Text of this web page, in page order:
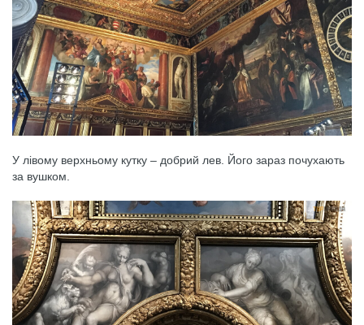
У лівому верхньому кутку – добрий лев. Його зараз почухають
за вушком.